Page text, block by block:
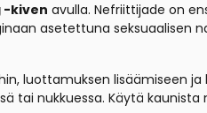
-kiven avulla. Nefriittijade on
asetettuna seksuaalisen
luottamuksen lisäämiseen ja
tai nukkuessa. Käytä